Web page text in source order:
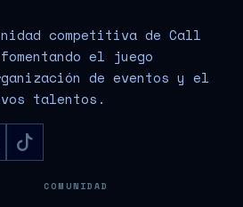
competitiva de Call
el juego
de eventos y el
talentos.
COMUNIDAD